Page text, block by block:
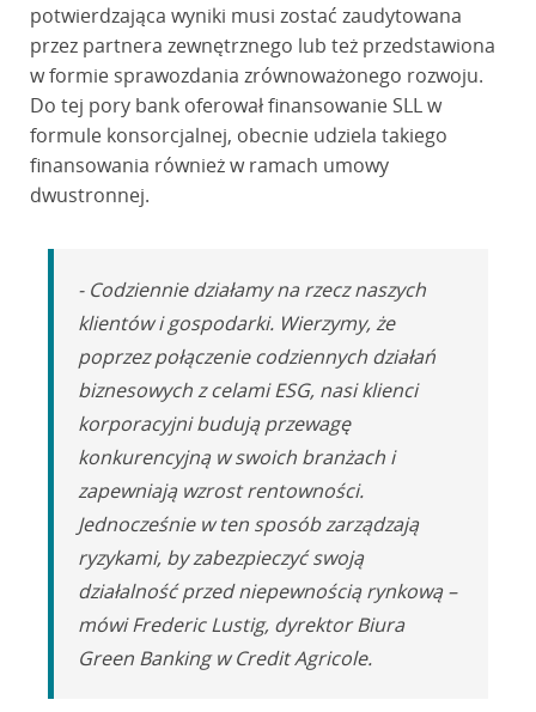
potwierdzająca wyniki musi zostać zaudytowana
przez partnera zewnętrznego lub też przedstawiona
w formie sprawozdania zrównoważonego rozwoju.
Do tej pory bank oferował finansowanie SLL w
formule konsorcjalnej, obecnie udziela takiego
finansowania również w ramach umowy
dwustronnej.
- Codziennie działamy na rzecz naszych
klientów i gospodarki. Wierzymy, że
poprzez połączenie codziennych działań
biznesowych z celami ESG, nasi klienci
korporacyjni budują przewagę
konkurencyjną w swoich branżach i
zapewniają wzrost rentowności.
Jednocześnie w ten sposób zarządzają
ryzykami, by zabezpieczyć swoją
działalność przed niepewnością rynkową –
mówi Frederic Lustig, dyrektor Biura
Green Banking w Credit Agricole.